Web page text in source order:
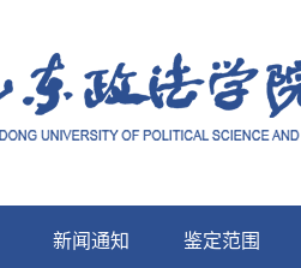
新闻通知 鉴定范围